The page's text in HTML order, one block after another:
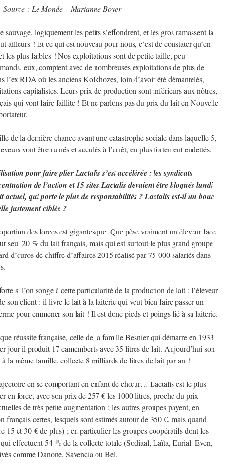
Source : Le Monde – Marianne Boyer
sauvage, logiquement les petits s’effondrent, et les gros ramassent la
ailleurs ! Et ce qui est nouveau pour nous, c’est de constater qu’en
les plus faibles ! Nos exploitations sont de petite taille, peu
eux, comptent avec de nombreuses exploitations de plus de
l’ex RDA où les anciens Kolkhozes, loin d’avoir été démantelés,
capitalistes. Leurs prix de production sont inférieurs aux nôtres,
qui vont faire faillite ! Et ne parlons pas du prix du lait en Nouvelle
de la dernière chance avant une catastrophe sociale dans laquelle 5,
vont être ruinés et acculés à l’arrêt, en plus fortement endettés.
pour faire plier Lactalis s’est accélérée : les syndicats
de l’action et 15 sites Lactalis devaient être bloqués lundi
actuel, qui porte le plus de responsabilités ? Lactalis est-il un bouc
justement ciblée ?
des forces est gigantesque. Que pèse vraiment un éleveur face
seul 20 % du lait français, mais qui est surtout le plus grand groupe
d’euros de chiffre d’affaires 2015 réalisé par 75 000 salariés dans
si l’on songe à cette particularité de la production de lait : l’éleveur
son client : il livre le lait à la laiterie qui veut bien faire passer un
pour emmener son lait ! Il est donc pieds et poings lié à sa laiterie.
réussite française, celle de la famille Besnier qui démarre en 1933
jour il produit 17 camemberts avec 35 litres de lait. Aujourd’hui son
la même famille, collecte 8 milliards de litres de lait par an !
en se comportant en enfant de chœur… Lactalis est le plus
en force, avec son prix de 257 € les 1000 litres, proche du prix
de très petite augmentation ; les autres groupes payent, en
français certes, lesquels sont estimés autour de 350 €, mais quand
15 et 30 € de plus) ; en particulier les groupes coopératifs dont les
qui effectuent 54 % de la collecte totale (Sodiaal, Laïta, Eurial, Even,
comme Danone, Savencia ou Bel.